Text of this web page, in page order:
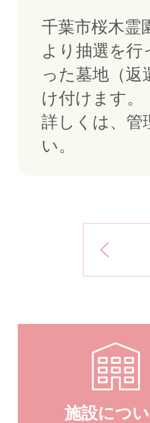
千葉市桜木霊
より抽選を
った墓地（返
け付けます。
詳しくは、管
い。
施設につ